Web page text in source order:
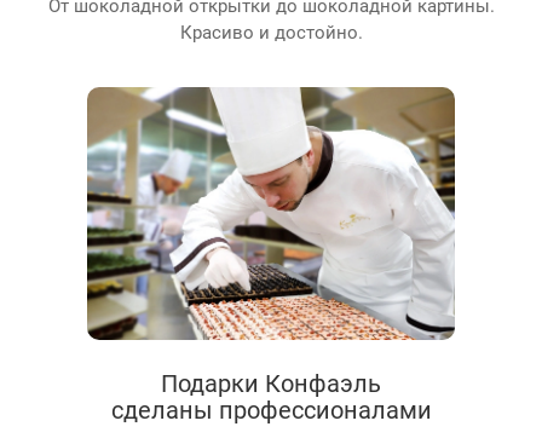
От шоколадной открытки до шоколадной картины.
Красиво и достойно.
Подарки Конфаэль
сделаны профессионалами